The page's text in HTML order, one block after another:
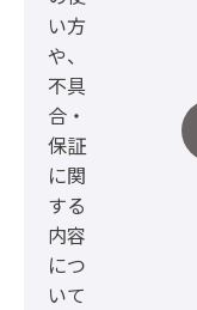
い方
や、
不具
合・
保証
に関
する
内容
につ
いて